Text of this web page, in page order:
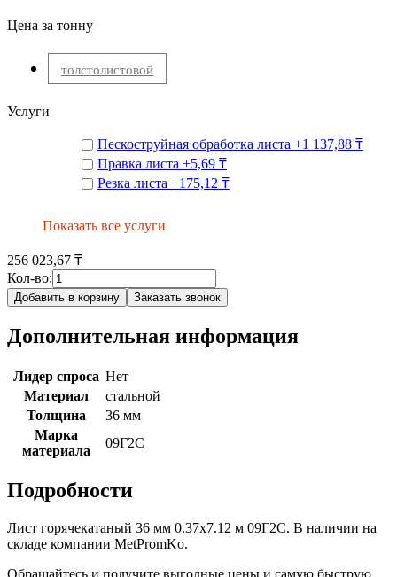
Цена за тонну
толстолистовой
Услуги
Пескоструйная обработка листа +1 137,88 ₸
Правка листа +5,69 ₸
Резка листа +175,12 ₸
Показать все услуги
256 023,67 ₸
Кол-во:
Добавить в корзину Заказать звонок
Дополнительная информация
Лидер спроса Нет
Материал
стальной
Толщина
36 мм
Марка
материала
09Г2С
Подробности
Лист горячекатаный 36 мм 0.37х7.12 м 09Г2С. В наличии на
складе компании MetPromKo.